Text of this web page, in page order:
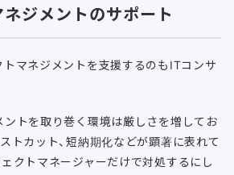
ジメントのサポート
トマネジメントを支援するのもITコンサ
トを取り巻く環境は厳しさを増してお
トカット、短納期化などが顕著に表れて
クトマネージャーだけで対処するにし